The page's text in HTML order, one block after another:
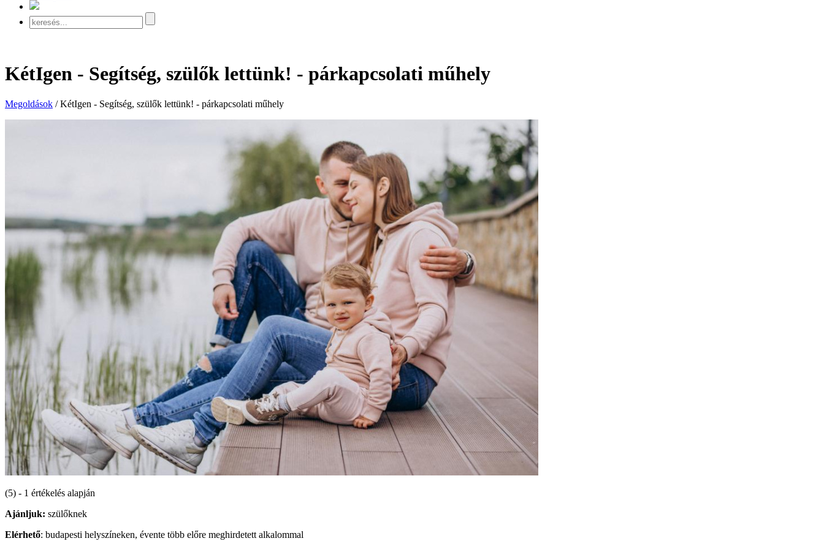
KétIgen - Segítség, szülők lettünk! - párkapcsolati műhely
Megoldások /KétIgen - Segítség, szülők lettünk! - párkapcsolati műhely
(5) - 1 értékelés alapján
Ajánljuk: szülőknek
Elérhető: budapesti helyszíneken, évente több előre meghirdetett alkalommal